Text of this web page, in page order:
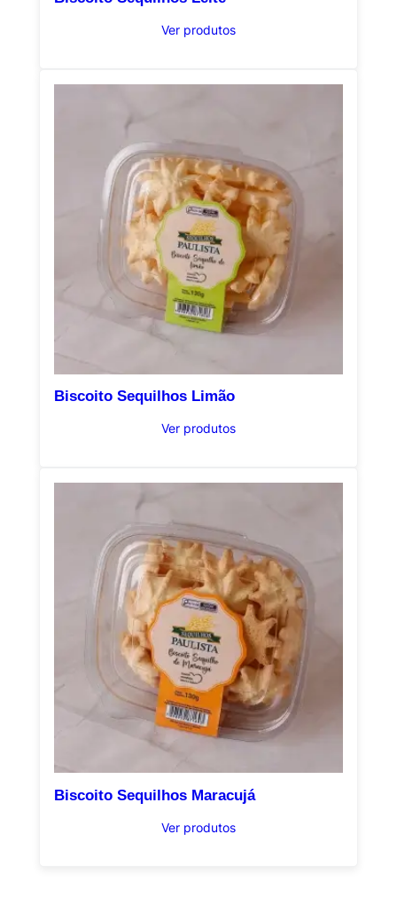
Ver produtos
Biscoito Sequilhos Limão
Ver produtos
Biscoito Sequilhos Maracujá
Ver produtos